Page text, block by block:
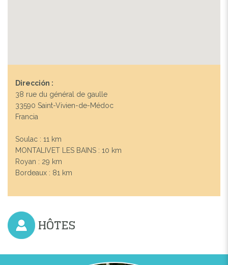
Dirección :
38 rue du général de gaulle
33590 Saint-Vivien-de-Médoc
Francia
Soulac : 11 km
MONTALIVET LES BAINS : 10 km
Royan : 29 km
Bordeaux : 81 km
HÔTES